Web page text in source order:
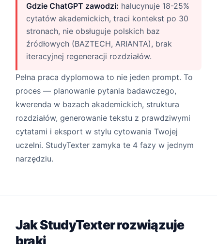
Gdzie ChatGPT zawodzi: halucynuje 18-25%
cytatów akademickich, traci kontekst po 30
stronach, nie obsługuje polskich baz
źródłowych (BAZTECH, ARIANTA), brak
iteracyjnej regeneracji rozdziałów.
Pełna praca dyplomowa to nie jeden prompt. To
proces — planowanie pytania badawczego,
kwerenda w bazach akademickich, struktura
rozdziałów, generowanie tekstu z prawdziwymi
cytatami i eksport w stylu cytowania Twojej
uczelni. StudyTexter zamyka te 4 fazy w jednym
narzędziu.
Jak StudyTexter rozwiązuje
braki